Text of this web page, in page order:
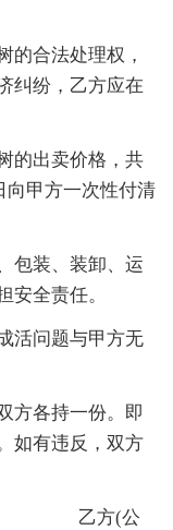
的合法处理权，
纠纷，乙方应在
的出卖价格，共
向甲方一次性付清
包装、装卸、运
安全责任。
活问题与甲方无
方各持一份。即
如有违反，双方
乙方(公